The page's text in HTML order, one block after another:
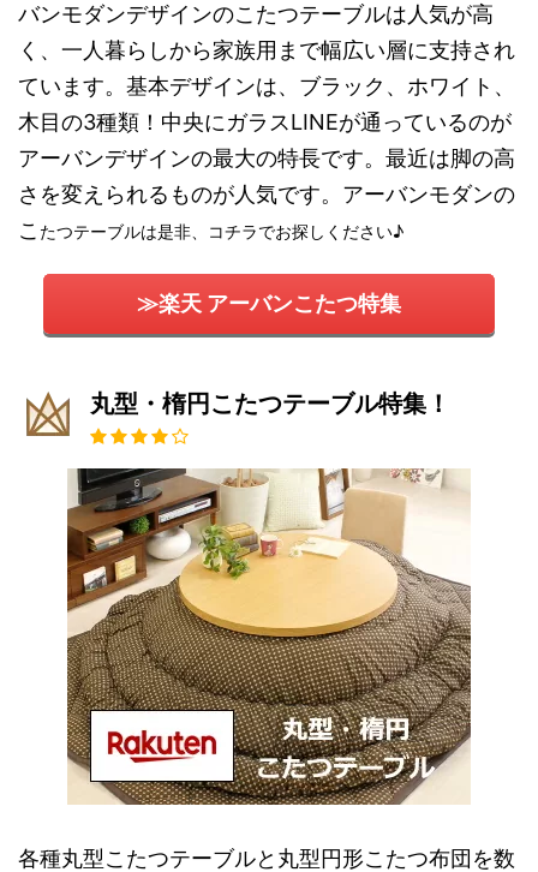
バンモダンデザインのこたつテーブルは人気が高
く、一人暮らしから家族用まで幅広い層に支持され
ています。基本デザインは、ブラック、ホワイト、
木目の3種類！中央にガラスLINEが通っているのが
アーバンデザインの最大の特長です。最近は脚の高
さを変えられるものが人気です。アーバンモダンの
こ たつテーブルは是非、コチラでお探しください♪
≫楽天 アーバンこたつ特集
丸型・楕円こたつテーブル特集！
各種丸型こたつテーブルと丸型円形こたつ布団を数